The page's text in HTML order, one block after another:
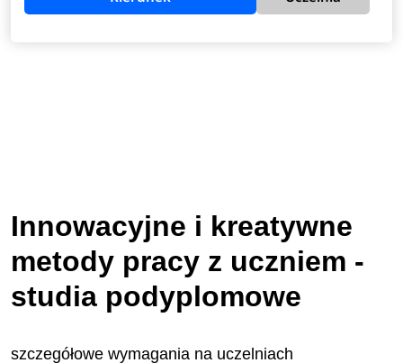
Innowacyjne i kreatywne
metody pracy z uczniem -
studia podyplomowe
szczegółowe wymagania na uczelniach